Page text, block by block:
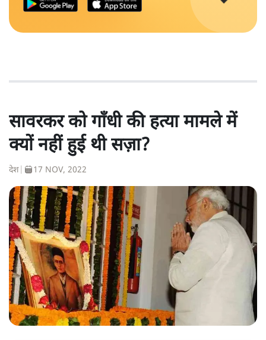
सावरकर को गाँधी की हत्या मामले में
क्यों नहीं हुई थी सज़ा?
देश 17 NOV, 2022